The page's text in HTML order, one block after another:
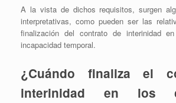
A la vista de dichos requisitos, surgen
interpretativas, como pueden ser las
finalización del contrato de interinidad
incapacidad temporal.
¿Cuándo finaliza el
interinidad en los